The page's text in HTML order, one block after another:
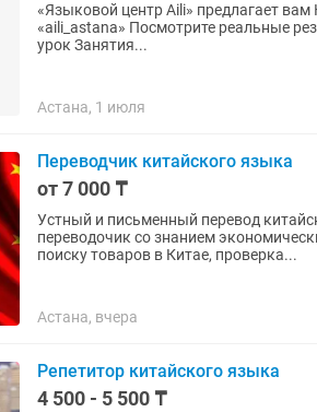
«Языковой центр Aili» предлагает вам Курсы
«aili_astana» Посмотрите реальные результаты! В группе 40.000 тнг,
урок Занятия...
Астана, 1 июля
Переводчик китайского языка
от 7 000 ₸
Устный и письменный перевод
переводочик со знанием
поиску товаров в Китае, проверка...
Астана, вчера
Репетитор китайского языка
4 500 - 5 500 ₸